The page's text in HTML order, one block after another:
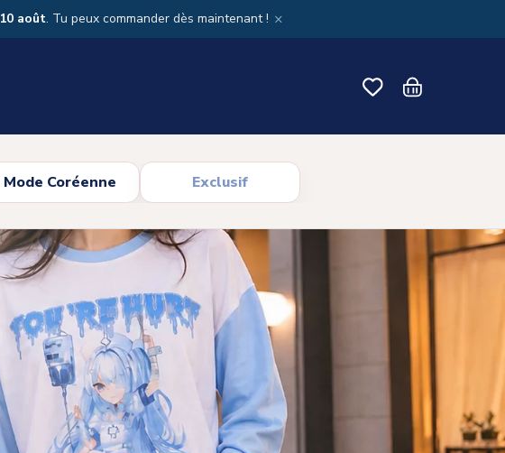
10 août. Tu peux commander dès maintenant ! ×
Mode Coréenne Exclusif